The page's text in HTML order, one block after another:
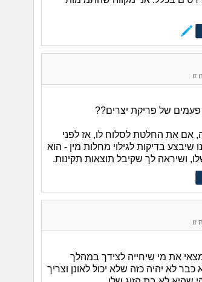
זו
של פריקת יצרים??
אם את החלטת לסלוח לו, אז לפני
בדיקות לגילוי מחלות מין - הוא
ושיראה לך שקיבל תוצאות תקינות.
זו
את מי שיחייה לצידך במהלך
לא יהיה כזה שלא יכול לאונן וצריך